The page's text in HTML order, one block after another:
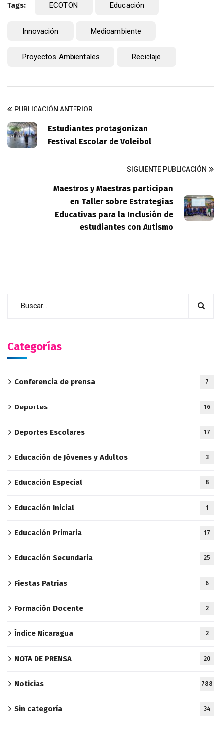
Tags: ECOTON Educación
Innovación Medioambiente
Proyectos Ambientales Reciclaje
PUBLICACIÓN ANTERIOR
Estudiantes protagonizan
Festival Escolar de Voleibol
SIGUIENTE PUBLICACIÓN
Maestros y Maestras participan
en Taller sobre Estrategias
Educativas para la Inclusión de
estudiantes con Autismo
Categorías
Conferencia de prensa 7
Deportes 16
Deportes Escolares 17
Educación de Jóvenes y Adultos 3
Educación Especial 8
Educación Inicial 1
Educación Primaria 17
Educación Secundaria 25
Fiestas Patrias 6
Formación Docente 2
Índice Nicaragua 2
NOTA DE PRENSA 20
Noticias 788
Sin categoría 34